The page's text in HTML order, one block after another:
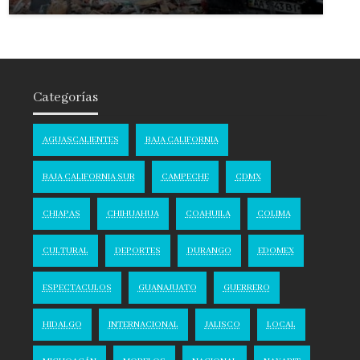
Categorías
AGUASCALIENTES BAJA CALIFORNIA
BAJA CALIFORNIA SUR CAMPECHE CDMX
CHIAPAS CHIHUAHUA COAHUILA COLIMA
CULTURAL DEPORTES DURANGO EDOMEX
ESPECTACULOS GUANAJUATO GUERRERO
HIDALGO INTERNACIONAL JALISCO LOCAL